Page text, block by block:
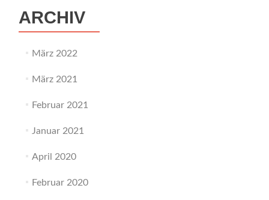
ARCHIV
März 2022
März 2021
Februar 2021
Januar 2021
April 2020
Februar 2020